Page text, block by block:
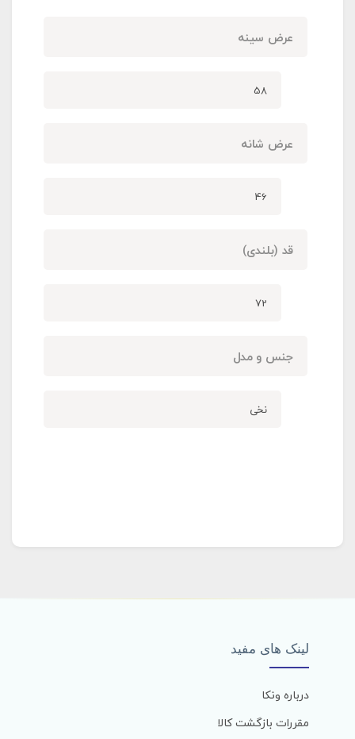
عرض سینه
58
عرض شانه
46
قد (بلندی)
72
جنس و مدل
نخی
لینک های مفید
درباره ونکا
مقررات بازگشت کالا